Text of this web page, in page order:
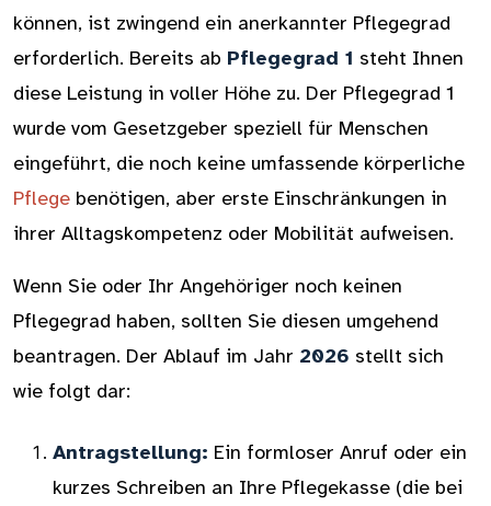
können, ist zwingend ein anerkannter Pflegegrad
erforderlich. Bereits ab Pflegegrad 1 steht Ihnen
diese Leistung in voller Höhe zu. Der Pflegegrad 1
wurde vom Gesetzgeber speziell für Menschen
eingeführt, die noch keine umfassende körperliche
Pflege benötigen, aber erste Einschränkungen in
ihrer Alltagskompetenz oder Mobilität aufweisen.
Wenn Sie oder Ihr Angehöriger noch keinen
Pflegegrad haben, sollten Sie diesen umgehend
beantragen. Der Ablauf im Jahr 2026 stellt sich
wie folgt dar:
Antragstellung: Ein formloser Anruf oder ein
kurzes Schreiben an Ihre Pflegekasse (die bei